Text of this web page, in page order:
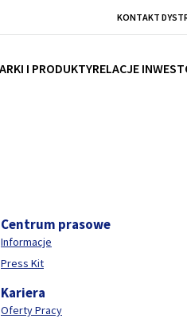
KONTAKT
I PRODUKTYRELACJE
Centrum prasowe
Informacje
Press Kit
Kariera
Oferty Pracy